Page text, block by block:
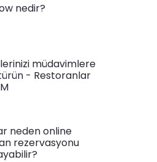
nedir?
müdavimlere
- Restoranlar
neden online
rezervasyonu